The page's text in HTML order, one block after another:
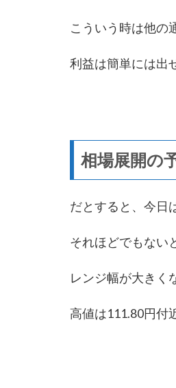
こういう時は他の
利益は簡単には出
相場展開の
だとすると、今日
それほどでもない
レンジ幅が大きく
高値は111.80円付